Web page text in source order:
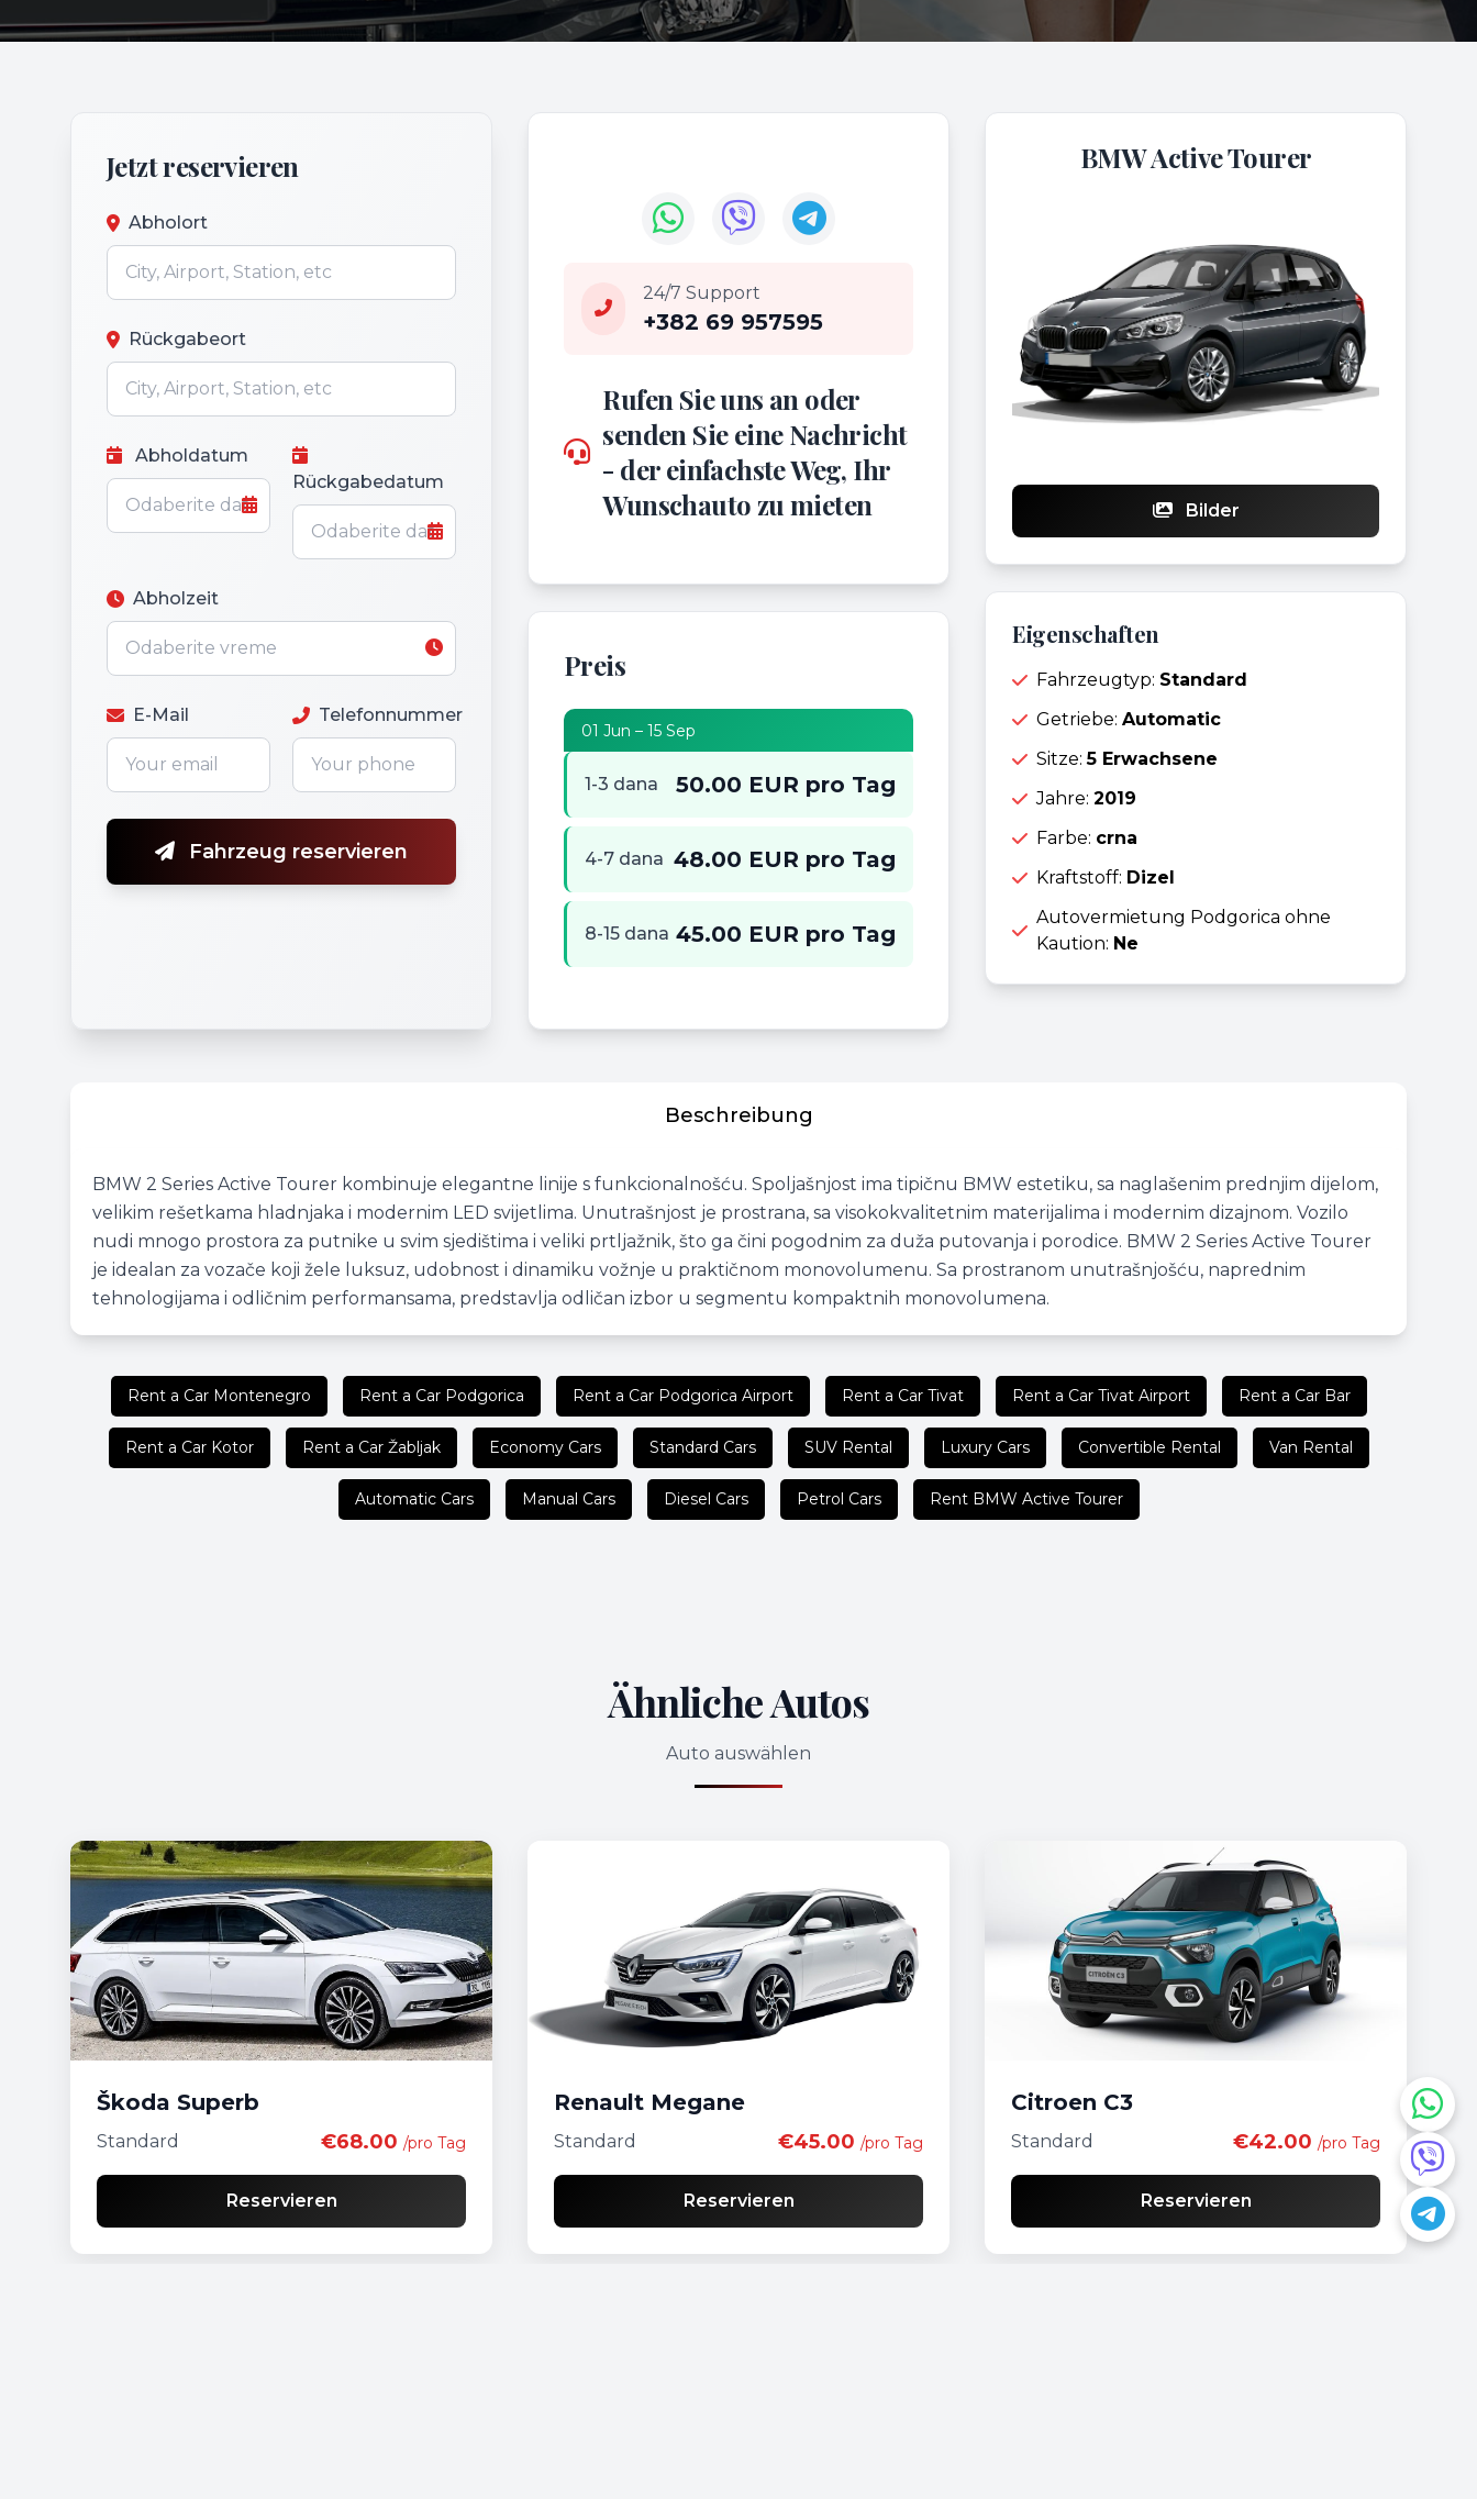
Jetzt reservieren
Abholort
Rückgabeort
Abholdatum
Rückgabedatum
Abholzeit
E-Mail Telefonnummer
Fahrzeug reservieren
24/7 Support
+382 69 957595
Rufen Sie uns an oder
senden Sie eine Nachricht
- der einfachste Weg, Ihr
Wunschauto zu mieten
Preis
01 Jun – 15 Sep
1-3 dana 50.00 EUR pro Tag
4-7 dana 48.00 EUR pro Tag
8-15 dana 45.00 EUR pro Tag
BMW Active Tourer
Bilder
Eigenschaften
Fahrzeugtyp: Standard
Getriebe: Automatic
Sitze:5 Erwachsene
Jahre: 2019
Farbe: crna
Kraftstoff: Dizel
Autovermietung Podgorica ohne
Kaution: Ne
Beschreibung
BMW 2 Series Active Tourer kombinuje elegantne linije s funkcionalnošću. Spoljašnjost ima tipičnu BMW estetiku, sa naglašenim prednjim dijelom,
velikim rešetkama hladnjaka i modernim LED svijetlima. Unutrašnjost je prostrana, sa visokokvalitetnim materijalima i modernim dizajnom. Vozilo
nudi mnogo prostora za putnike u svim sjedištima i veliki prtljažnik, što ga čini pogodnim za duža putovanja i porodice. BMW 2 Series Active Tourer
je idealan za vozače koji žele luksuz, udobnost i dinamiku vožnje u praktičnom monovolumenu. Sa prostranom unutrašnjošću, naprednim
tehnologijama i odličnim performansama, predstavlja odličan izbor u segmentu kompaktnih monovolumena.
Rent a Car Montenegro Rent a Car Podgorica Rent a Car Podgorica Airport Rent a Car Tivat Rent a Car Tivat Airport Rent a Car Bar
Rent a Car Kotor Rent a Car Žabljak Economy Cars Standard Cars SUV Rental Luxury Cars Convertible Rental Van Rental
Automatic Cars Manual Cars Diesel Cars Petrol Cars Rent BMW Active Tourer
Ähnliche Autos
Auto auswählen
Škoda Superb
Standard €68.00 /pro Tag
Reservieren
Renault Megane
Standard €45.00 /pro Tag
Reservieren
Citroen C3
Standard €42.00 /pro Tag
Reservieren